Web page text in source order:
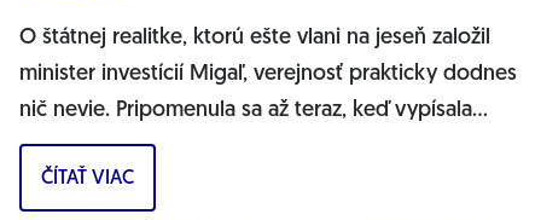
O štátnej realitke, ktorú ešte vlani na jeseň založil
minister investícií Migaľ, verejnosť prakticky dodnes
nič nevie. Pripomenula sa až teraz, keď vypísala
bizarnú výzvu na nákup...
ČÍTAŤ VIAC